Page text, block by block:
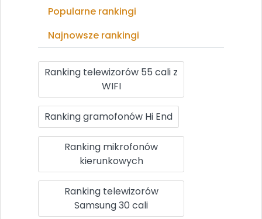
Popularne rankingi
Najnowsze rankingi
Ranking telewizorów 55 cali z
WIFI
Ranking gramofonów Hi End
Ranking mikrofonów
kierunkowych
Ranking telewizorów
Samsung 30 cali